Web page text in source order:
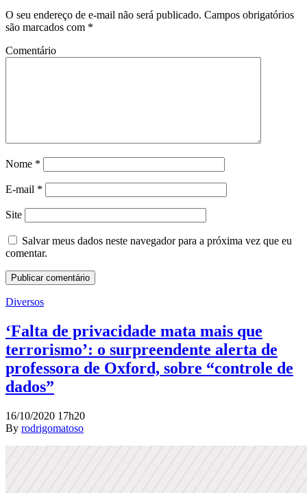
O seu endereço de e-mail não será publicado. Campos obrigatórios
são marcados com *
Comentário
Nome *
E-mail *
Site
Salvar meus dados neste navegador para a próxima vez que eu
comentar.
Diversos
‘Falta de privacidade mata mais que
terrorismo’: o surpreendente alerta de
professora de Oxford, sobre “controle de
dados”
16/10/2020 17h20
By rodrigomatoso